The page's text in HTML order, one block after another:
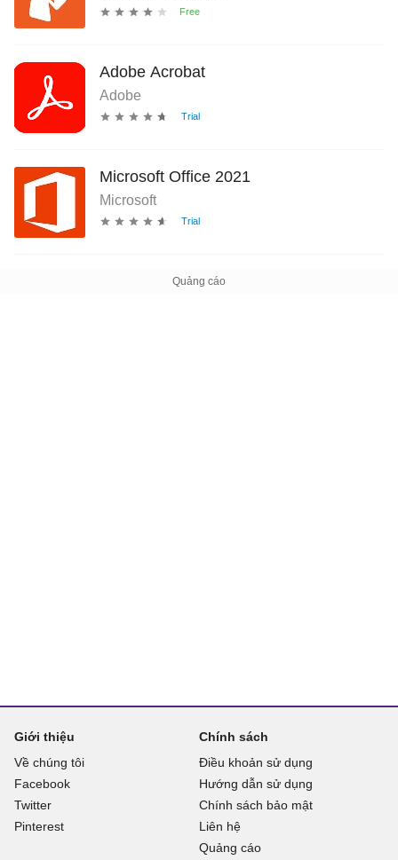
Adobe Acrobat
Adobe
Microsoft Office 2021
Microsoft
Giới thiệu
Về chúng tôi
Facebook
Twitter
Pinterest
Chính sách
Điều khoản sử dụng
Hướng dẫn sử dụng
Chính sách bảo mật
Liên hệ
Quảng cáo